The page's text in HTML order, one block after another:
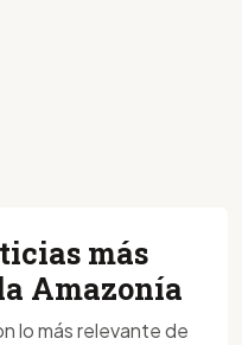
más
Amazonía
lo más relevante de